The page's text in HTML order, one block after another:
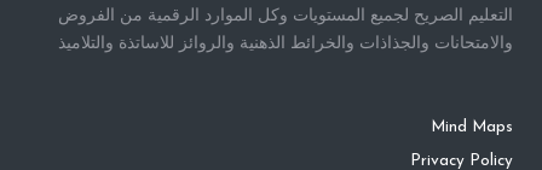
التعليم الصريح لجميع المستويات وكل الموارد الرقمية من الفروض
والامتحانات والجذاذات والخرائط الذهنية والروائز للاساتذة والتلاميذ
Mind Maps
Privacy Policy